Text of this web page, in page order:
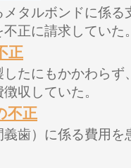
タルボンドに係
正に請求していた
正
たにもかかわら
収していた。
不正
歯）に係る費用